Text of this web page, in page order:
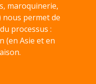
maroquinerie,
permet de
processus :
(en Asie et en